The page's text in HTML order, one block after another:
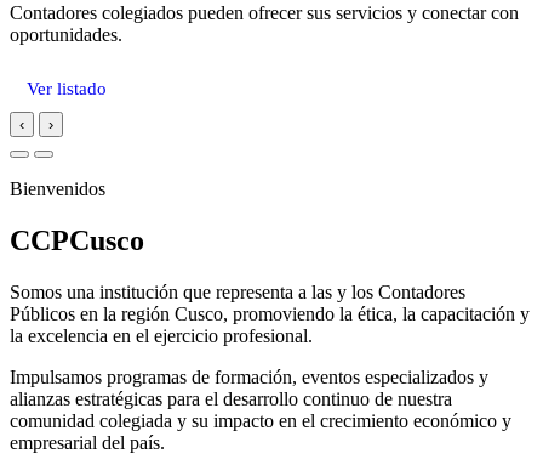
Contadores colegiados pueden ofrecer sus servicios y conectar con
oportunidades.
Ver listado
‹ ›
Bienvenidos
CCPCusco
Somos una institución que representa a las y los Contadores
Públicos en la región Cusco, promoviendo la ética, la capacitación y
la excelencia en el ejercicio profesional.
Impulsamos programas de formación, eventos especializados y
alianzas estratégicas para el desarrollo continuo de nuestra
comunidad colegiada y su impacto en el crecimiento económico y
empresarial del país.